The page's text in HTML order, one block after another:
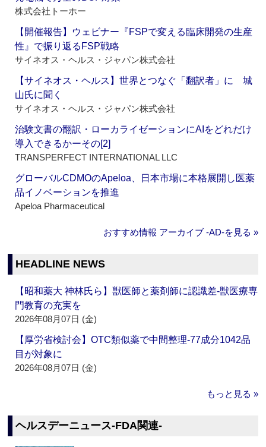
株式会社トーホー
【開催報告】ウェビナー『FSPで変える臨床開発の生産
性』で振り返るFSP戦略
サイネオス・ヘルス・ジャパン株式会社
【サイネオス・ヘルス】世界とつなぐ「翻訳者」に 城
山氏に聞く
サイネオス・ヘルス・ジャパン株式会社
治験文書の翻訳・ローカライゼーションにAIをどれだけ
導入できるかーその[2]
TRANSPERFECT INTERNATIONAL LLC
グローバルCDMOのApeloa、日本市場に本格展開し医薬
品イノベーションを推進
Apeloa Pharmaceutical
おすすめ情報 アーカイブ ‐AD‐を見る »
HEADLINE NEWS
【昭和薬大 神林氏ら】獣医師と薬剤師に認識差‐獣医療専
門教育の充実を
2026年08月07日 (金)
【厚労省検討会】OTC類似薬で中間整理‐77成分1042品
目が対象に
2026年08月07日 (金)
もっと見る »
ヘルスデーニュース‐FDA関連‐